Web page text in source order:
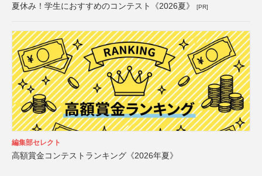
夏休み！学生におすすめのコンテスト《2026夏》 [PR]
編集部セレクト
高額賞金コンテストランキング《2026年夏》